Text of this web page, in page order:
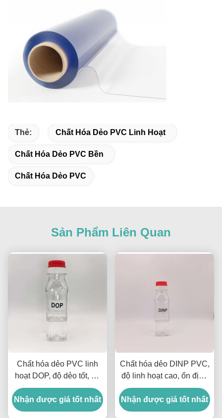
Thẻ: Chất Hóa Dẻo PVC Linh Hoạt
Chất Hóa Dẻo PVC Bền
Chất Hóa Dẻo PVC
Sản Phẩm Liên Quan
Chất hóa dẻo PVC linh
hoạt DOP, độ dẻo tốt, độ
bền cho các sản phẩm
PVC
Nhận được giá tốt nhất
Chất hóa dẻo DINP PVC,
độ linh hoạt cao, ổn định
cho sản phẩm PVC, Dinp
Diisononyl Phthalate
Nhận được giá tốt nhất